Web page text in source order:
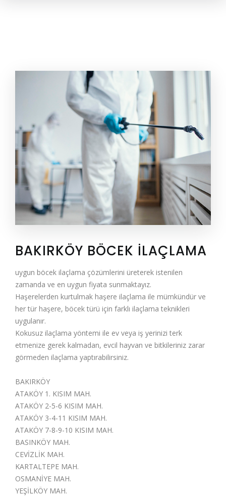
BAKIRKÖY BÖCEK İLAÇLAMA
uygun böcek ilaçlama çözümlerini üreterek istenilen
zamanda ve en uygun fiyata sunmaktayız.
Haşerelerden kurtulmak haşere ilaçlama ile mümkündür ve
her tür haşere, böcek türü için farklı ilaçlama teknikleri
uygulanır.
Kokusuz ilaçlama yöntemi ile ev veya iş yerinizi terk
etmenize gerek kalmadan, evcil hayvan ve bitkileriniz zarar
görmeden ilaçlama yaptırabilirsiniz.
BAKIRKÖY
ATAKÖY 1. KISIM MAH.
ATAKÖY 2-5-6 KISIM MAH.
ATAKÖY 3-4-11 KISIM MAH.
ATAKÖY 7-8-9-10 KISIM MAH.
BASINKÖY MAH.
CEVİZLİK MAH.
KARTALTEPE MAH.
OSMANİYE MAH.
YEŞİLKÖY MAH.